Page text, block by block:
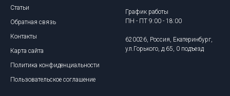
Статьи
Обратная связь
Контакты
Карта сайта
Политика конфиденциальности
Пользовательское соглашение
График работы
ПН - ПТ 9:00 - 18:00
620026, Россия, Екатеринбург,
ул.Горького, д.65, 0 подъезд